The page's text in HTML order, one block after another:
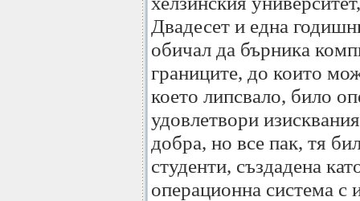
Двадесет и една
обичал да бърника
границите, до които
което липсвало, било
удовлетвори
добра, но все пак, тя
студенти, създадена
операционна система с